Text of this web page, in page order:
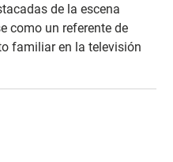
de la escena
como un referente de
familiar en la televisión